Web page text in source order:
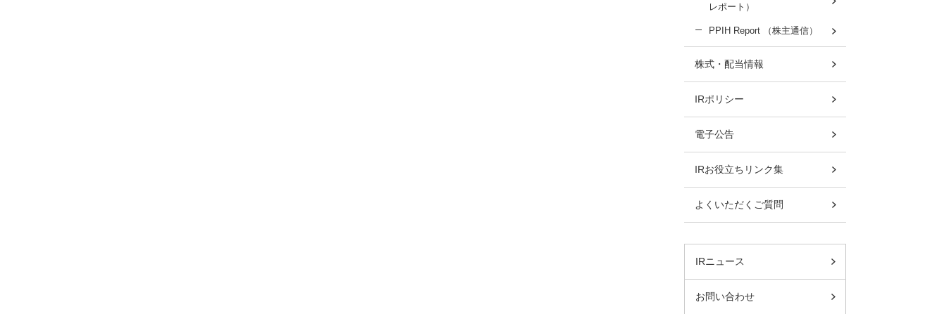
レポート）
PPIH Report （株主通信）
株式・配当情報
IRポリシー
電子公告
IRお役立ちリンク集
よくいただくご質問
IRニュース
お問い合わせ